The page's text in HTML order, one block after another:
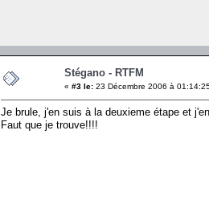
Stégano - RTFM
« #3 le: 23 Décembre 2006 à
Je brule, j'en suis à la deuxieme étape et
Faut que je trouve!!!!